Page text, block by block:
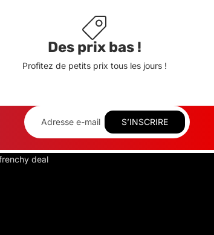
Des prix bas !
Profitez de petits prix tous les jours !
S’INSCRIRE
deal